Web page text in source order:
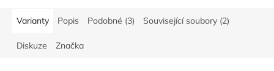
Varianty Popis Podobné (3) Související soubory (2)
Diskuze Značka